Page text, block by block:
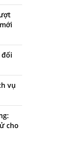
đối
vụ
cho